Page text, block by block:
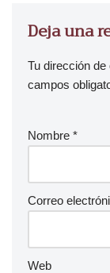
Deja una
Tu dirección
campos
Nombre *
Correo
Web